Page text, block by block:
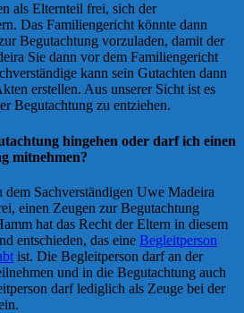
als Elternteil frei, sich der
Das Familiengericht könnte dann
Begutachtung vorzuladen, damit der
Sie dann vor dem Familiengericht
kann sein Gutachten dann
erstellen. Aus unserer Sicht ist es
Begutachtung zu entziehen.
hingehen oder darf ich einen
mitnehmen?
dem Sachverständigen Uwe Madeira
einen Zeugen zur Begutachtung
hat das Recht der Eltern in diesem
entschieden, das eine Begleitperson
ist. Die Begleitperson darf an der
und in die Begutachtung auch
darf lediglich als Zeuge bei der